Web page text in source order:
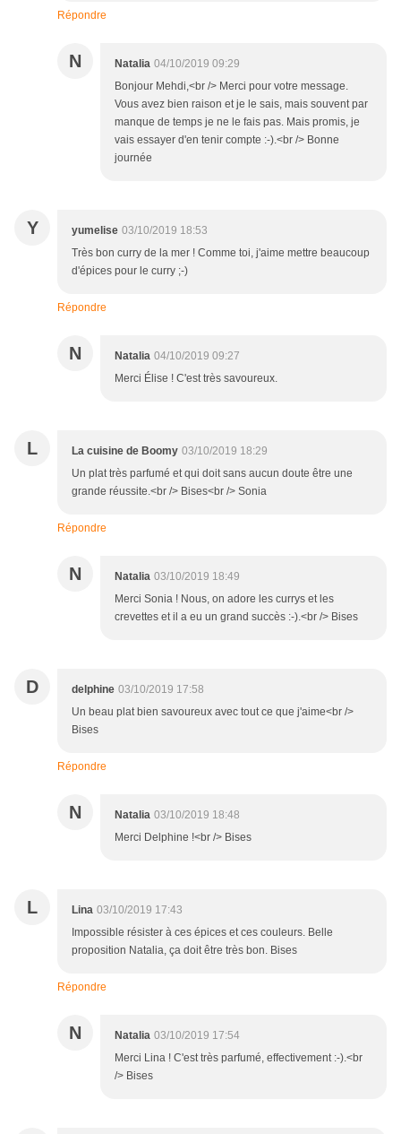
Répondre
N Natalia 04/10/2019 09:29
Bonjour Mehdi,<br /> Merci pour votre message.
Vous avez bien raison et je le sais, mais souvent par
manque de temps je ne le fais pas. Mais promis, je
vais essayer d'en tenir compte :-).<br /> Bonne
journée
Y yumelise 03/10/2019 18:53
Très bon curry de la mer ! Comme toi, j'aime mettre beaucoup
d'épices pour le curry ;-)
Répondre
N Natalia 04/10/2019 09:27
Merci Élise ! C'est très savoureux.
L La cuisine de Boomy 03/10/2019 18:29
Un plat très parfumé et qui doit sans aucun doute être une
grande réussite.<br /> Bises<br /> Sonia
Répondre
N Natalia 03/10/2019 18:49
Merci Sonia ! Nous, on adore les currys et les
crevettes et il a eu un grand succès :-).<br /> Bises
D delphine 03/10/2019 17:58
Un beau plat bien savoureux avec tout ce que j'aime<br />
Bises
Répondre
N Natalia 03/10/2019 18:48
Merci Delphine !<br /> Bises
L Lina 03/10/2019 17:43
Impossible résister à ces épices et ces couleurs. Belle
proposition Natalia, ça doit être très bon. Bises
Répondre
N Natalia 03/10/2019 17:54
Merci Lina ! C'est très parfumé, effectivement :-).<br
/> Bises